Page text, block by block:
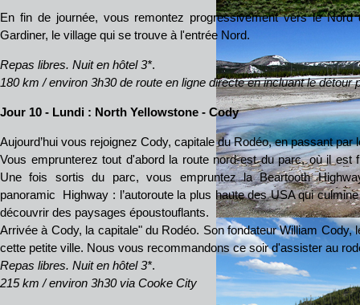
En fin de journée, vous remontez progressivement vers le
Gardiner, le village qui se trouve à l'entrée Nord.
Repas libres. Nuit en hôtel 3*.
180 km / environ 3h30 de route en ligne directe en incluant le détour
Jour 10 - Lundi : North Yellowstone - Cody
Aujourd’hui vous rejoignez Cody, capitale du Rodéo, en passant par
Vous emprunterez tout d'abord la route nord-est du parc, où il est
Une fois sortis du parc, vous empruntez la Beartooth
panoramic Highway : l’autoroute la plus haute des USA qui
découvrir des paysages époustouflants.
Arrivée à Cody, la capitale" du Rodéo. Son fondateur William Cody,
cette petite ville. Nous vous recommandons ce soir d'assister au
Repas libres. Nuit en hôtel 3*.
215 km / environ 3h30 via Cooke City